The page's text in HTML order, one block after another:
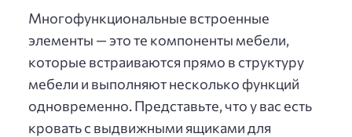
Многофункциональные встроенные
элементы — это те компоненты мебели,
которые встраиваются прямо в структуру
мебели и выполняют несколько функций
одновременно. Представьте, что у вас есть
кровать с выдвижными ящиками для